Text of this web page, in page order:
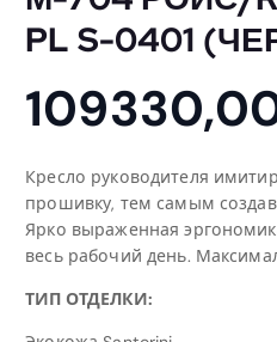
PL S-0401
Кресло руководителя
прошивку, тем самым
Ярко выраженная
весь рабочий день.
ТИП ОТДЕЛКИ: